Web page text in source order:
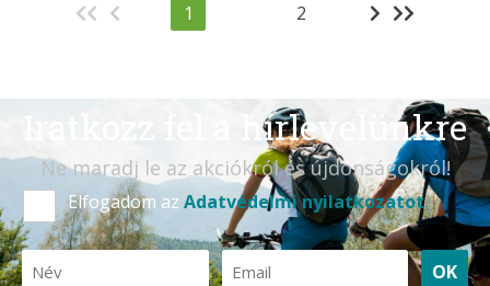
1 2
Iratkozz fel a hírlevelünkre
Ne maradj le az akciókról és újdonságokról!
Elfogadom az Adatvédelmi nyilatkozatot
OK